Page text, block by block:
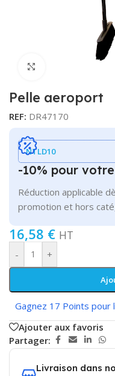
Pelle aeroport
REF: DR47170
NTLD10
-10% pour
Réduction applicable
promotion et hors
16,58 € HT
- +
Gagnez 17 Points pour
Ajouter aux favoris
Partager:
Livraison dans